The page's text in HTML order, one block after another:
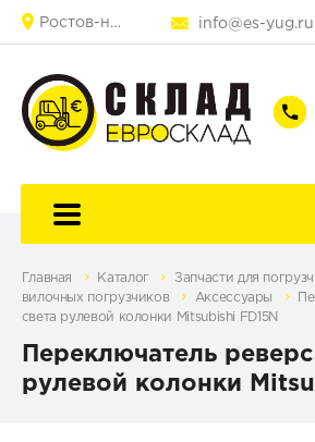
Ростов-на-Дону info@es-yug.ru
+7
+7
+7
Главная Каталог Запчасти для
вилочных погрузчиков
Аксессуары
света рулевой колонки Mitsubishi FD15N
Переключатель
рулевой колонки